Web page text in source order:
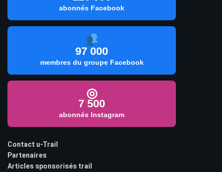
abonnés Facebook
97 000
membres du groupe Facebook
◎
7 500
abonnés Instagram
Contact u-Trail
Partenaires
Articles sponsorisés trail